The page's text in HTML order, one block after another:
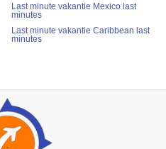
Last minute vakantie Mexico last
minutes
Last minute vakantie Caribbean last
minutes